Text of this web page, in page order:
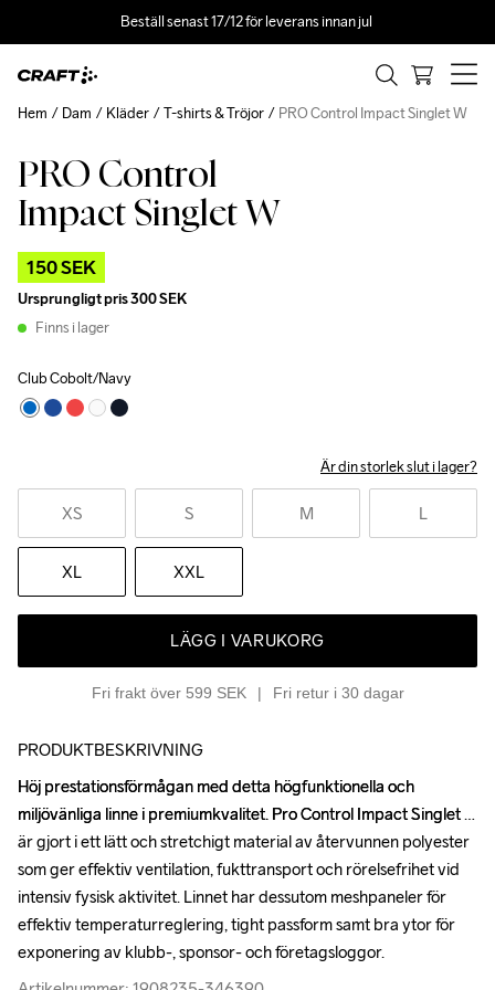
Beställ senast 17/12 för leverans innan jul
PRO Control
Impact Singlet W
150 SEK
Ursprungligt pris300 SEK
Finns i lager
Club Cobolt/Navy
Är din storlek slut i lager?
XS S M L
XL XXL
LÄGG I VARUKORG
Fri frakt över 599 SEK Fri retur i 30 dagar
Hem Dam Kläder T-shirts & Tröjor PRO Control Impact Singlet W
Outlet
PRODUKTBESKRIVNING
Höj prestationsförmågan med detta högfunktionella och
miljövänliga linne i premiumkvalitet. Pro Control Impact Singlet
är gjort i ett lätt och stretchigt material av återvunnen polyester
som ger effektiv ventilation, fukttransport och rörelsefrihet vid
intensiv fysisk aktivitet. Linnet har dessutom meshpaneler för
effektiv temperaturreglering, tight passform samt bra ytor för
exponering av klubb-, sponsor- och företagsloggor.
Höj prestationsförmågan med detta högfunktionella och
miljövänliga linne i premiumkvalitet. Pro Control Impact Singlet
är gjort i ett lätt och stretchigt material av återvunnen polyester
som ger effektiv ventilation, fukttransport och rörelsefrihet vid
intensiv fysisk aktivitet. Linnet har dessutom meshpaneler för
effektiv temperaturreglering, tight passform samt bra ytor för
exponering av klubb-, sponsor- och företagsloggor.